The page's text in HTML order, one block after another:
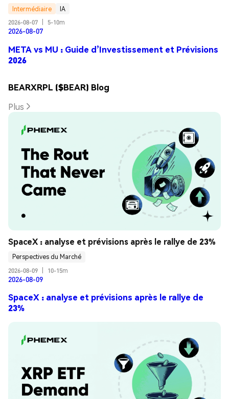
Intermédiaire
IA
2026-08-07
5-10m
2026-08-07
META vs MU : Guide d’Investissement et Prévisions
2026
BEARXRPL ($BEAR) Blog
Plus
SpaceX : analyse et prévisions après le rallye de 23%
Perspectives du Marché
2026-08-09
10-15m
2026-08-09
SpaceX : analyse et prévisions après le rallye de
23%